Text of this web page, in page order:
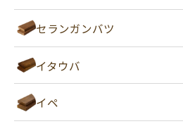
セランガンバツ
イタウバ
イペ